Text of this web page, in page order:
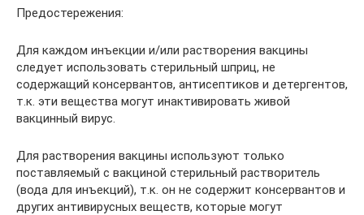
Предостережения:
Для каждом инъекции и/или растворения вакцины
следует использовать стерильный шприц, не
содержащий консервантов, антисептиков и детергентов,
т.к. эти вещества могут инактивировать живой
вакцинный вирус.
Для растворения вакцины используют только
поставляемый с вакциной стерильный растворитель
(вода для инъекций), т.к. он не содержит консервантов и
других антивирусных веществ, которые могут